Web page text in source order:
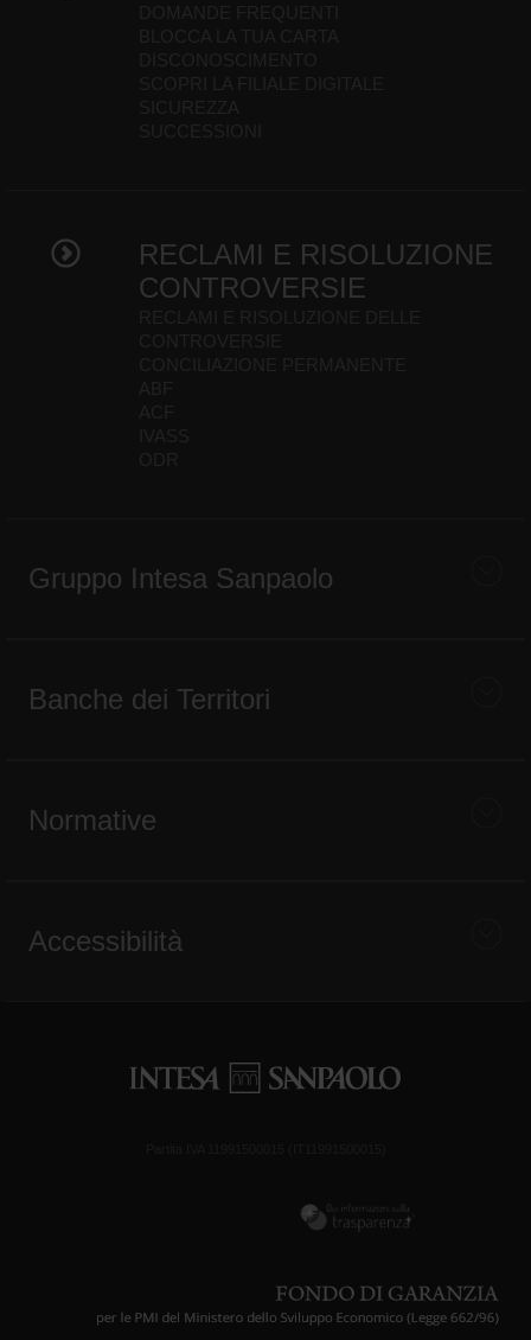
RECLAMI E RISOLUZIONE
CONTROVERSIE
Gruppo Intesa Sanpaolo
Banche dei Territori
Normative
Accessibilità